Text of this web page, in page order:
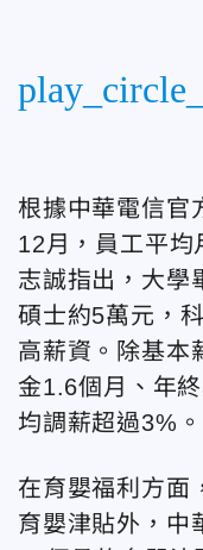
根據中華電信官
12月，員工平均
志誠指出，大學
碩士約5萬元，
高薪資。除基本
金1.6個月、年
均調薪超過3%。
在育嬰福利方面
育嬰津貼外，中